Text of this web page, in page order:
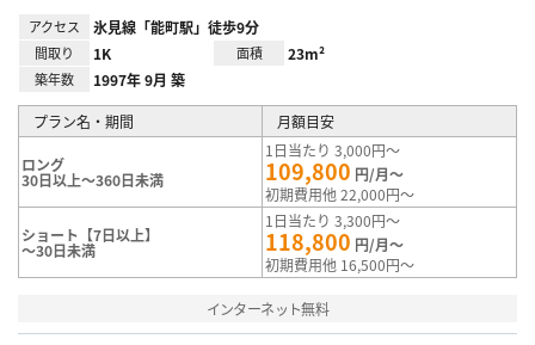
アクセス 氷見線「能町駅」徒歩9分
間取り 1K 面積 23m²
築年数 1997年 9月 築
プラン名・期間 月額目安
ロング
30日以上～360日未満
1日当たり 3,000円～
109,800 円/月～
初期費用他 22,000円～
ショート【7日以上】
～30日未満
1日当たり 3,300円～
118,800 円/月～
初期費用他 16,500円～
インターネット無料